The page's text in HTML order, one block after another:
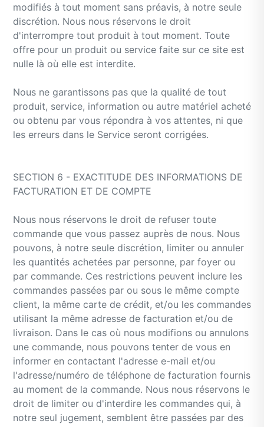
modifiés à tout moment sans préavis, à notre seule
discrétion. Nous nous réservons le droit
d'interrompre tout produit à tout moment. Toute
offre pour un produit ou service faite sur ce site est
nulle là où elle est interdite.
Nous ne garantissons pas que la qualité de tout
produit, service, information ou autre matériel acheté
ou obtenu par vous répondra à vos attentes, ni que
les erreurs dans le Service seront corrigées.
SECTION 6 - EXACTITUDE DES INFORMATIONS DE
FACTURATION ET DE COMPTE
Nous nous réservons le droit de refuser toute
commande que vous passez auprès de nous. Nous
pouvons, à notre seule discrétion, limiter ou annuler
les quantités achetées par personne, par foyer ou
par commande. Ces restrictions peuvent inclure les
commandes passées par ou sous le même compte
client, la même carte de crédit, et/ou les commandes
utilisant la même adresse de facturation et/ou de
livraison. Dans le cas où nous modifions ou annulons
une commande, nous pouvons tenter de vous en
informer en contactant l'adresse e-mail et/ou
l'adresse/numéro de téléphone de facturation fournis
au moment de la commande. Nous nous réservons le
droit de limiter ou d'interdire les commandes qui, à
notre seul jugement, semblent être passées par des